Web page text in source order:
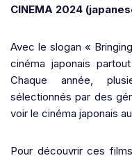
CINEMA 2024
Avec le slogan «
cinéma japonais
Chaque année,
sélectionnés par des
voir le cinéma japonais
Pour découvrir ces